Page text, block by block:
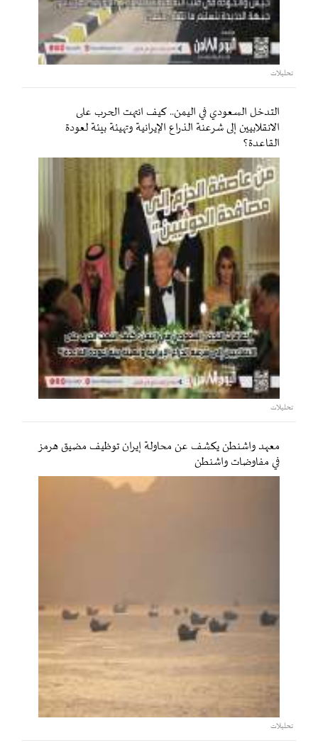
تحليلات
التدخل السعودي في اليمن.. كيف انتهت الحرب على
الانقلابيين إلى شرعنة الذراع الإيرانية وتهيئة بيئة لعودة
القاعدة؟
تحليلات
معهد واشنطن يكشف عن محاولة إيران توظيف مضيق هرمز
في مفاوضات واشنطن
تحليلات